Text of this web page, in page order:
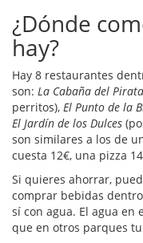
¿Dónde
hay?
Hay 8 restaurantes
son: La Cabaña del Pirata
perritos), El Punto de la
El Jardín de los Dulces
son similares a los de
cuesta 12€, una pizza
Si quieres ahorrar,
comprar bebidas
sí con agua. El agua en
que en otros parques